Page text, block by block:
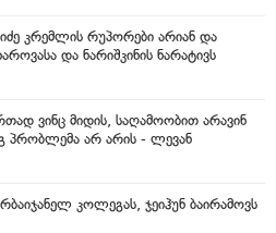
კრემლის რუპორები არიან და
და ნარიშკინის ნარატივს
ვინც მიდის, საღამოობით არავინ
პრობლემა არ არის - ლევან
კოლეგას, ჯეიჰუნ ბაირამოვს